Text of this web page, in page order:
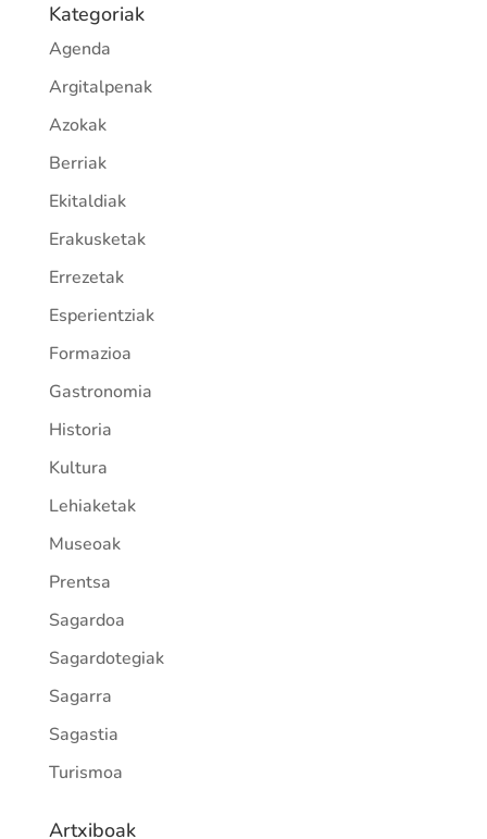
Kategoriak
Agenda
Argitalpenak
Azokak
Berriak
Ekitaldiak
Erakusketak
Errezetak
Esperientziak
Formazioa
Gastronomia
Historia
Kultura
Lehiaketak
Museoak
Prentsa
Sagardoa
Sagardotegiak
Sagarra
Sagastia
Turismoa
Artxiboak